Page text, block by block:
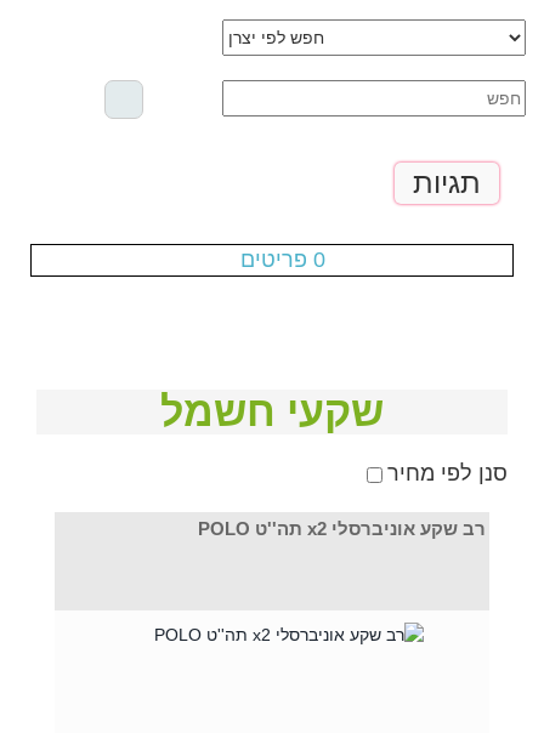
תגיות
0 פריטים
שקעי חשמל
סנן לפי מחיר
רב שקע אוניברסלי x2 תה''ט POLO